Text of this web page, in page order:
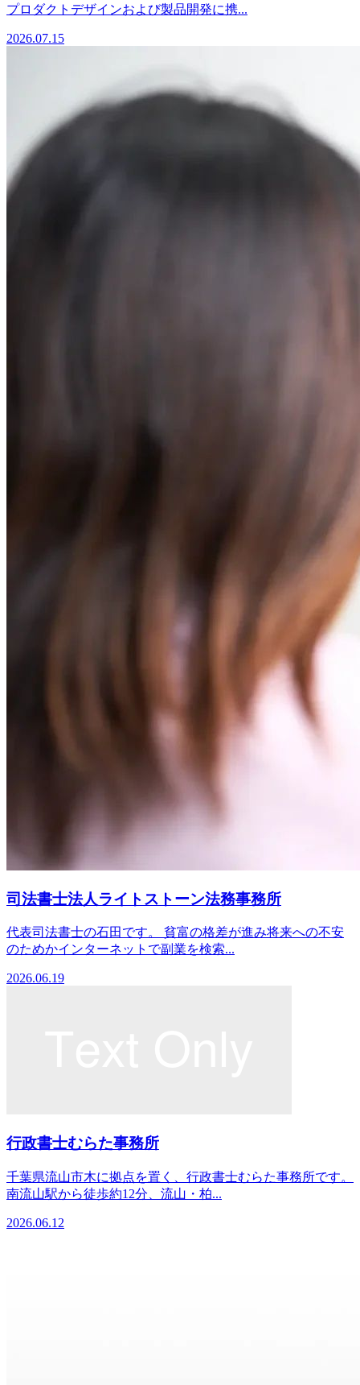
プロダクトデザインおよび製品開発に携...
2026.07.15
司法書士法人ライトストーン法務事務所
代表司法書士の石田です。 貧富の格差が進み将来への不安
のためかインターネットで副業を検索...
2026.06.19
行政書士むらた事務所
千葉県流山市木に拠点を置く、行政書士むらた事務所です。
南流山駅から徒歩約12分、流山・柏...
2026.06.12